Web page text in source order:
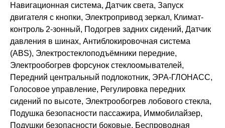
Навигационная система, Датчик света, Запуск
двигателя с кнопки, Электропривод зеркал, Климат-
контроль 2-зонный, Подогрев задних сидений, Датчик
давления в шинах, Антиблокировочная система
(ABS), Электростеклоподъёмники передние,
Электрообогрев форсунок стеклоомывателей,
Передний центральный подлокотник, ЭРА-ГЛОНАСС,
Голосовое управление, Регулировка передних
сидений по высоте, Электрообогрев лобового стекла,
Подушка безопасности пассажира, Иммобилайзер,
Подушки безопасности боковые, Беспроводная